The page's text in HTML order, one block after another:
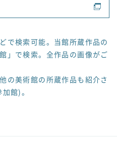
で検索可能。当館所蔵作品の
」で検索。全作品の画像がご
の美術館の所蔵作品も紹介さ
館)。